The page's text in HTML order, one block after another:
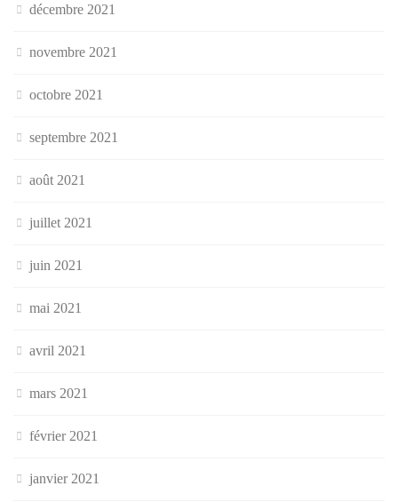
décembre 2021
novembre 2021
octobre 2021
septembre 2021
août 2021
juillet 2021
juin 2021
mai 2021
avril 2021
mars 2021
février 2021
janvier 2021